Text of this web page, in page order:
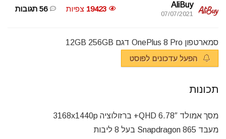
AliBuy
07/07/2021
19423 צפיות 56 תגובות
סמארטפון OnePlus 8 Pro דגם 12GB 256GB
הפעל עדכונים לפוסט
תכונות
מסך אמולד 6.78″ QHD+ ברזולוציה 3168x1440p
מעבד Snapdragon 865 בעל 8 ליבות